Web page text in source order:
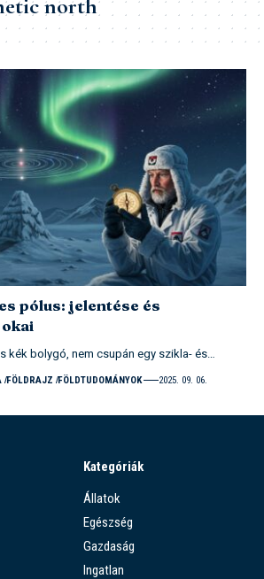
north
pólus: jelentése és
kék bolygó, nem csupán egy szikla- és…
FÖLDRAJZ FÖLDTUDOMÁNYOK 2025. 09. 06.
Kategóriák
Állatok
Egészség
Gazdaság
Ingatlan